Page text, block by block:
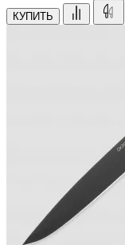
КУПИТЬ